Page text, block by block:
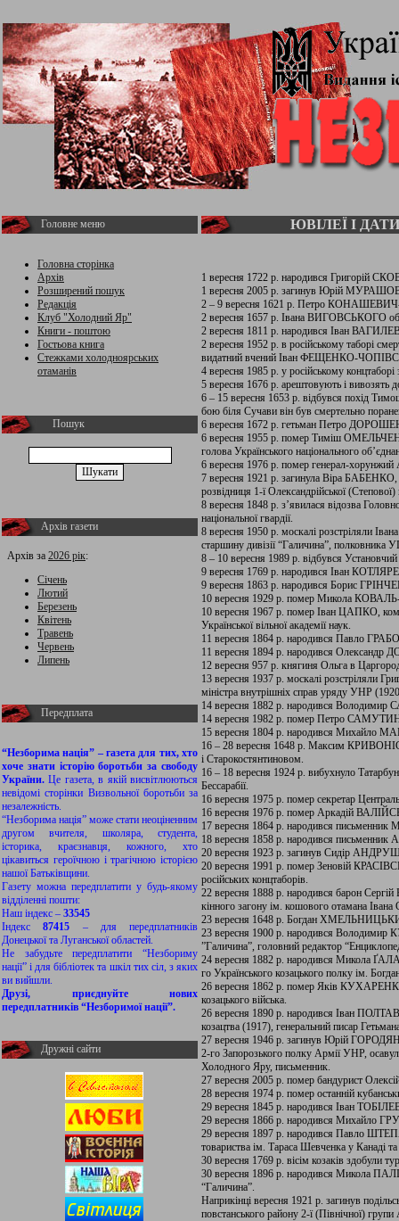
Головне меню
Головна сторінка
Архів
Розширений пошук
Редакція
Клуб "Холодний Яр"
Книги - поштою
Гостьова книга
Стежками холодноярських
отаманів
Пошук
Архів газети
Архів за 2026 рік:
Січень
Лютий
Березень
Квітень
Травень
Червень
Липень
Передплата
“Незборима нація” – газета для тих, хто
хоче знати історію боротьби за свободу
України.Це газета, в якій висвітлюються
невідомі сторінки Визвольної боротьби за
незалежність.
“Незборима нація” може стати неоціненним
другом вчителя, школяра, студента,
історика, краєзнавця, кожного, хто
цікавиться героїчною і трагічною історією
нашої Батьківщини.
Газету можна передплатити у будь-якому
відділенні пошти:
Наш індекс – 33545
Індекс87415 – для передплатників
Донецької та Луганської областей.
Не забудьте передплатити “Незбориму
нації” і для бібліотек та шкіл тих сіл, з яких
ви вийшли.
Друзі, приєднуйте нових
передплатників “Незборимої нації”.
Дружні сайти
ЮВІЛЕЇ І
1 вересня 1722 р. народився Григорій
1 вересня 2005 р. загинув Юрій МУРАШОВ,
2 – 9 вересня 1621 р. Петро
2 вересня 1657 р. Івана ВИГОВСЬКОГО
2 вересня 1811 р. народився Іван
2 вересня 1952 р. в російському таборі
видатний вчений Іван ФЕЩЕНКО-
4 вересня 1985 р. у російському
5 вересня 1676 р. арештовують і
6 – 15 вересня 1653 р. відбувся похід
бою біля Сучави він був смертельно
6 вересня 1672 р. гетьман Петро
6 вересня 1955 р. помер Тиміш
голова Українського національного
6 вересня 1976 р. помер генерал-
7 вересня 1921 р. загинула Віра БАБЕНКО,
розвідниця 1-ї Олександрійської (Степової)
8 вересня 1848 р. з’явилася відозва
національної гвардії.
8 вересня 1950 р. москалі розстріляли
старшину дивізії “Галичина”, полковника
8 – 10 вересня 1989 р. відбувся Установчий
9 вересня 1769 р. народився Іван
9 вересня 1863 р. народився Борис
10 вересня 1929 р. помер Микола
10 вересня 1967 р. помер Іван ЦАПКО,
Української вільної академії наук.
11 вересня 1864 р. народився Павло
11 вересня 1894 р. народився
12 вересня 957 р. княгиня Ольга в
13 вересня 1937 р. москалі розстріляли
міністра внутрішніх справ уряду УНР
14 вересня 1882 р. народився
14 вересня 1982 р. помер Петро
15 вересня 1804 р. народився Михайло
16 – 28 вересня 1648 р. Максим
і Старокостянтиновом.
16 – 18 вересня 1924 р. вибухнуло
Бессарабії.
16 вересня 1975 р. помер секретар
16 вересня 1976 р. помер Аркадій
17 вересня 1864 р. народився
18 вересня 1858 р. народився
20 вересня 1923 р. загинув Сидір
20 вересня 1991 р. помер Зеновій
російських концтаборів.
22 вересня 1888 р. народився барон
кінного загону ім. кошового отамана Івана
23 вересня 1648 р. Богдан
23 вересня 1900 р. народився Володимир
”Галичина”, головний редактор
24 вересня 1882 р. народився Микола
го Українського козацького полку ім.
26 вересня 1862 р. помер Яків
козацького війська.
26 вересня 1890 р. народився Іван
козацтва (1917), генеральний писар
27 вересня 1946 р. загинув Юрій
2-го Запорозького полку Армії УНР,
Холодного Яру, письменник.
27 вересня 2005 р. помер бандурист
28 вересня 1974 р. помер останній
29 вересня 1845 р. народився Іван
29 вересня 1866 р. народився Михайло
29 вересня 1897 р. народився Павло
товариства ім. Тараса Шевченка у Канаді та
30 вересня 1769 р. вісім козаків здобули
30 вересня 1896 р. народився Микола
“Галичина”.
Наприкінці вересня 1921 р. загинув
повстанського району 2-ї (Північної)